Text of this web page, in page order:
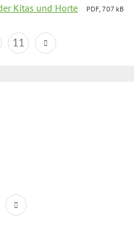
Kitas und Horte PDF, 707 kB
11